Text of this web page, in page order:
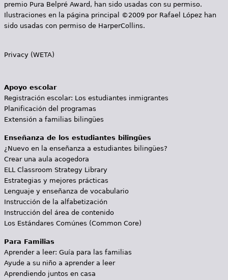
premio Pura Belpré Award, han sido usadas con su permiso.
Ilustraciones en la página principal ©2009 por Rafael López han
sido usadas con permiso de HarperCollins.
Privacy (WETA)
Apoyo escolar
Registración escolar: Los estudiantes inmigrantes
Planificación del programas
Extensión a familias bilingües
Enseñanza de los estudiantes bilingües
¿Nuevo en la enseñanza a estudiantes bilingües?
Crear una aula acogedora
ELL Classroom Strategy Library
Estrategias y mejores prácticas
Lenguaje y enseñanza de vocabulario
Instrucción de la alfabetización
Instrucción del área de contenido
Los Estándares Comúnes (Common Core)
Para Familias
Aprender a leer: Guía para las familias
Ayude a su niño a aprender a leer
Aprendiendo juntos en casa